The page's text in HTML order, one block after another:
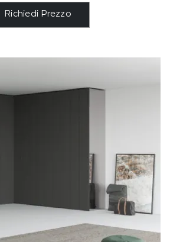
Richiedi Prezzo